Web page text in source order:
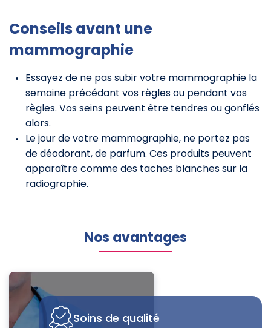
Conseils avant une
mammographie
Essayez de ne pas subir votre mammographie la
semaine précédant vos règles ou pendant vos
règles. Vos seins peuvent être tendres ou gonflés
alors.
Le jour de votre mammographie, ne portez pas
de déodorant, de parfum. Ces produits peuvent
apparaître comme des taches blanches sur la
radiographie.
Nos avantages
Soins de qualité